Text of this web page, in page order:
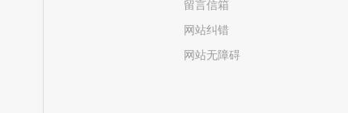
留言信箱
网站纠错
网站无障碍